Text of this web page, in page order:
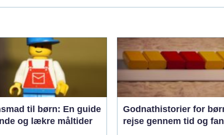
til børn: En guide
og lækre måltider
Godnathistorier for
rejse gennem tid og